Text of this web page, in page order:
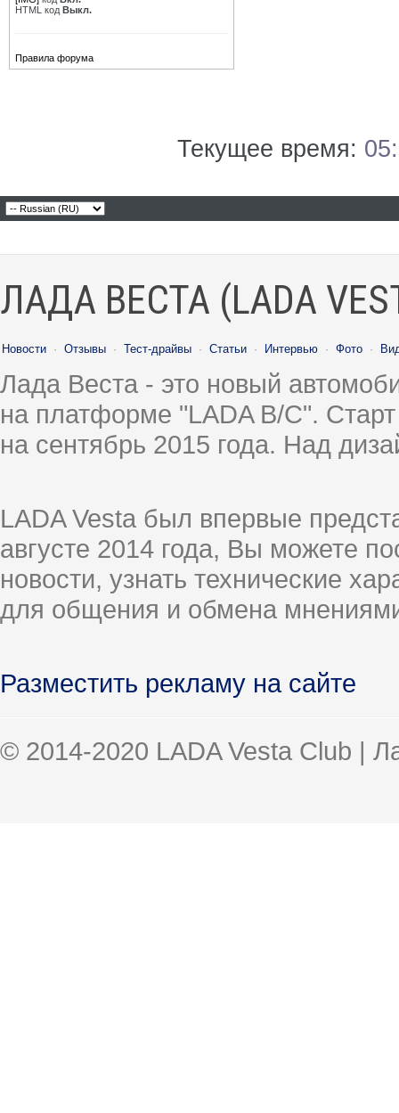
HTML код Выкл.
Правила форума
Текущее время:
ЛАДА ВЕСТА (LADA
Новости · Отзывы · Тест-драйвы · Статьи · Интервью · Фото ·
Лада Веста - это новый
на платформе "LADA B/C".
на сентябрь 2015 года. Над
LADA Vesta был впервые
августе 2014 года, Вы можете
новости, узнать технические
для общения и обмена
Разместить рекламу на сайте
© 2014-2020 LADA Vesta Club |